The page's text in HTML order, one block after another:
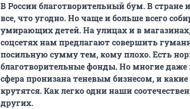
В России благотворительный бум. В стране
все, что угодно. Но чаще и больше всего
умирающих детей. На улицах и в
соцсетях нам предлагают совершить
посильную сумму тем, кому плохо. Есть
благотворительные фонды. Но многие даже
сфера пронизана теневым бизнесом, и
крутятся. Как легко одни наши
других.